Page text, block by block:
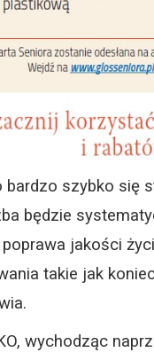
bardzo szybko się
będzie
jakości
takie jak
wychodząc